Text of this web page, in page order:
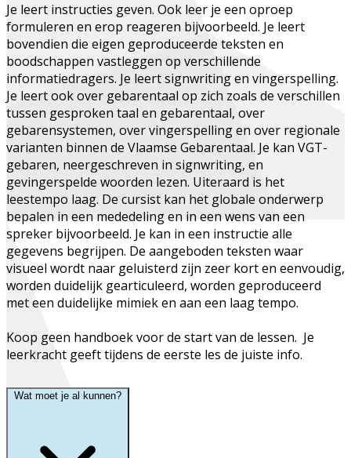
Je leert instructies geven. Ook leer je een oproep
formuleren en erop reageren bijvoorbeeld. Je leert
bovendien die eigen geproduceerde teksten en
boodschappen vastleggen op verschillende
informatiedragers. Je leert signwriting en vingerspelling.
Je leert ook over gebarentaal op zich zoals de verschillen
tussen gesproken taal en gebarentaal, over
gebarensystemen, over vingerspelling en over regionale
varianten binnen de Vlaamse Gebarentaal. Je kan VGT-
gebaren, neergeschreven in signwriting, en
gevingerspelde woorden lezen. Uiteraard is het
leestempo laag. De cursist kan het globale onderwerp
bepalen in een mededeling en in een wens van een
spreker bijvoorbeeld. Je kan in een instructie alle
gegevens begrijpen. De aangeboden teksten waar
visueel wordt naar geluisterd zijn zeer kort en eenvoudig,
worden duidelijk gearticuleerd, worden geproduceerd
met een duidelijke mimiek en aan een laag tempo.
Koop geen handboek voor de start van de lessen. Je
leerkracht geeft tijdens de eerste les de juiste info.
Wat moet je al kunnen?